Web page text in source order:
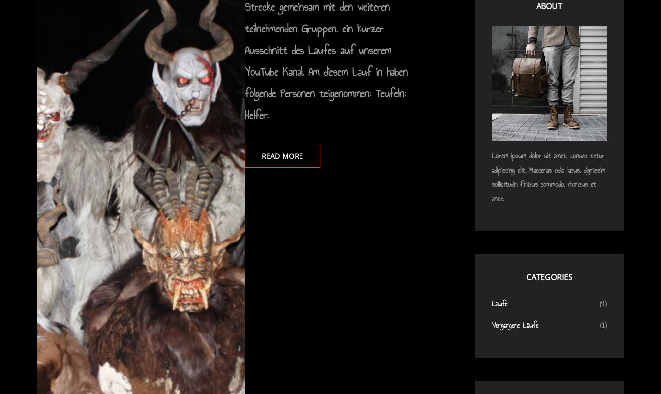
Strecke gemeinsam mit den weiteren
teilnehmenden Gruppen. ein kurzer
Ausschnitt des Laufes auf unserem
YouTube Kanal. Am diesem Lauf in haben
folgende Personen teilgenommen: Teufeln:
Helfer:
READ MORE
ABOUT
Lorem ipsum dolor sit amet, consec tetur
adipiscing elit. Maecenas odio lacus, dignissim
sollicitudin finibus commodo, rhoncus et
ante.
CATEGORIES
Läufe
(4)
Vergangene Läufe
(1)